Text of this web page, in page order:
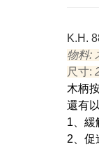
K.H.
物料:
尺寸:
木柄
還有
1、緩
2、促